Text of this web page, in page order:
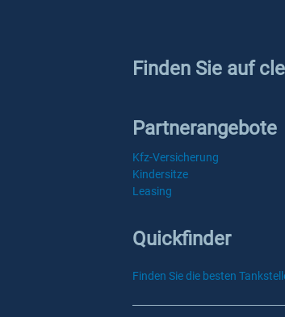
Finden Sie auf
Partnerangebote
Kfz-Versicherung
Kindersitze
Leasing
Quickfinder
Finden Sie die besten